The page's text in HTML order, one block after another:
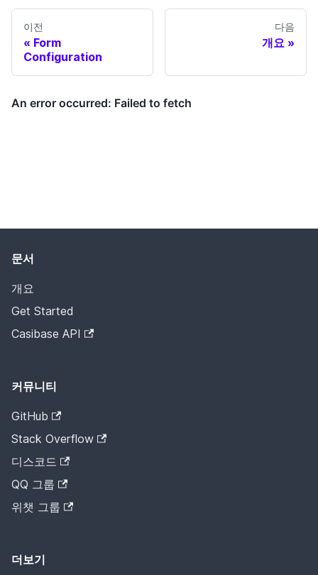
이전
Form
Configuration
다음
개요
문서
개요
Get Started
Casibase API
커뮤니티
GitHub
Stack Overflow
디스코드
QQ 그룹
위챗 그룹
더보기